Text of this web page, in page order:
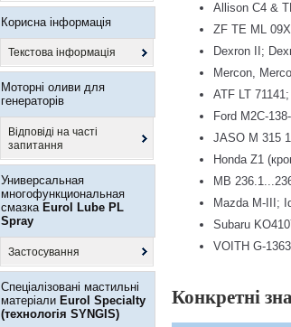
Корисна інформація
Текстова інформація
Моторні оливи для
генераторів
Відповіді на часті
запитання
Универсальная
многофункциональная
смазка Eurol Lube PL
Spray
Застосування
Спеціалізовані мастильні
матеріали Eurol Specialty
(технологія SYNGIS)
Allison C4 &
ZF TE ML
Dexron II;
Mercon,
ATF LT
Ford M2C-
JASO M 315
Honda Z1
MB
Mazda M-III;
Subaru
VOITH G-
Конкретні